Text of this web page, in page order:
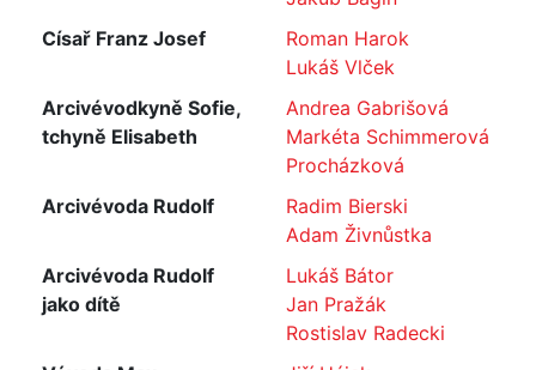
Císař Franz Josef
Roman Harok
Lukáš Vlček
Arcivévodkyně Sofie,
tchyně Elisabeth
Andrea Gabrišová
Markéta Schimmerová
Procházková
Arcivévoda Rudolf
Radim Bierski
Adam Živnůstka
Arcivévoda Rudolf
jako dítě
Lukáš Bátor
Jan Pražák
Rostislav Radecki